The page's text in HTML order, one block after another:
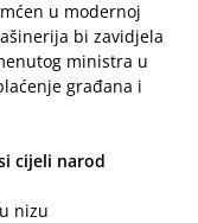
u modernoj
bi zavidjela
ministra u
građana i
cijeli narod
nizu